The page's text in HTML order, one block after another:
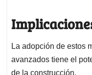
La adopción de estos
avanzados tiene el
de la construcción.